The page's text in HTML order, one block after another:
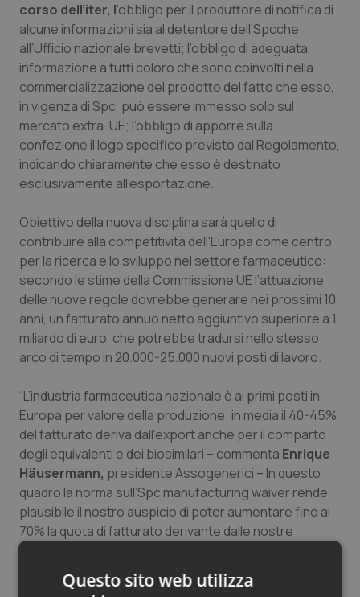
Tumore al seno
Tumore ovarico
Tumori del Polmone & Testa Collo
Tumori gastrointestinali
Ulcera & Reflusso
Vaccini
corso dell’iter, l’obbligo per il produttore di notifica di
alcune informazioni sia al detentore dell’Spcche
all’Ufficio nazionale brevetti; l’obbligo di adeguata
informazione a tutti coloro che sono coinvolti nella
commercializzazione del prodotto del fatto che esso,
in vigenza di Spc, può essere immesso solo sul
mercato extra-UE; l’obbligo di apporre sulla
confezione il logo specifico previsto dal Regolamento,
indicando chiaramente che esso è destinato
esclusivamente all’esportazione.
Obiettivo della nuova disciplina sarà quello di
contribuire alla competitività dell'Europa come centro
per la ricerca e lo sviluppo nel settore farmaceutico:
secondo le stime della Commissione UE l’attuazione
delle nuove regole dovrebbe generare nei prossimi 10
anni, un fatturato annuo netto aggiuntivo superiore a 1
miliardo di euro, che potrebbe tradursi nello stesso
arco di tempo in 20.000-25.000 nuovi posti di lavoro.
“L’industria farmaceutica nazionale è ai primi posti in
Europa per valore della produzione: in media il 40-45%
del fatturato deriva dall’export anche per il comparto
degli equivalenti e dei biosimilari – commenta Enrique
Häusermann, presidente Assogenerici – In questo
quadro la norma sull’Spc manufacturing waiver rende
plausibile il nostro auspicio di poter aumentare fino al
70% la quota di fatturato derivante dalle nostre
esportazioni, che attualmente si indirizzano
soprattutto verso l’Europa e il Nord America e, in quota
minore, verso l’Asia Orientale. In un’ottica di comparto
Questo sito web utilizza